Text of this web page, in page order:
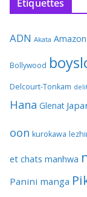
Étiquettes
ADN Akata
Bollywood
Delcourt-Tonkam
Hana Glenat
oon kurokawa
et chats manhwa
Panini manga